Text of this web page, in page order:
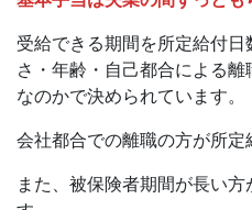
受給できる期間を所定給付
さ・年齢・自己都合による
なのかで決められています。
会社都合での離職の方が所定
また、被保険者期間が長い